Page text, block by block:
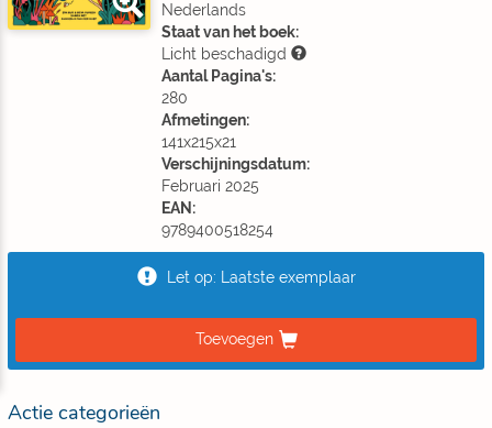
Nederlands
Staat van het boek:
Licht beschadigd
Aantal Pagina's:
280
Afmetingen:
141x215x21
Verschijningsdatum:
Februari 2025
EAN:
9789400518254
Let op: Laatste exemplaar
Toevoegen
Actie categorieën